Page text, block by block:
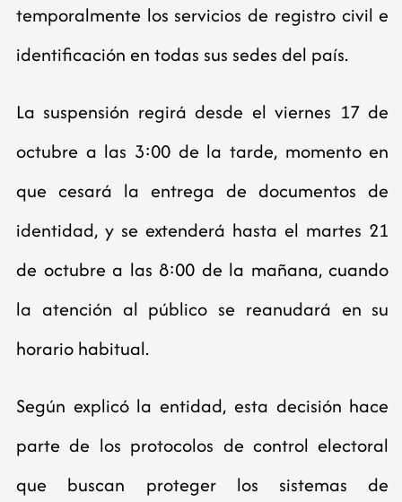
temporalmente los servicios de registro civil e
identificación en todas sus sedes del país.
La suspensión regirá desde el viernes 17 de
octubre a las 3:00 de la tarde, momento en
que cesará la entrega de documentos de
identidad, y se extenderá hasta el martes 21
de octubre a las 8:00 de la mañana, cuando
la atención al público se reanudará en su
horario habitual.
Según explicó la entidad, esta decisión hace
parte de los protocolos de control electoral
que buscan proteger los sistemas de